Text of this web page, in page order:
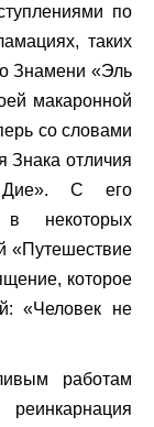
по
таких
Знамени «Эль
макаронной
со словами
Знака отличия
Дие». С его
некоторых
«Путешествие
которое
«Человек не
работам